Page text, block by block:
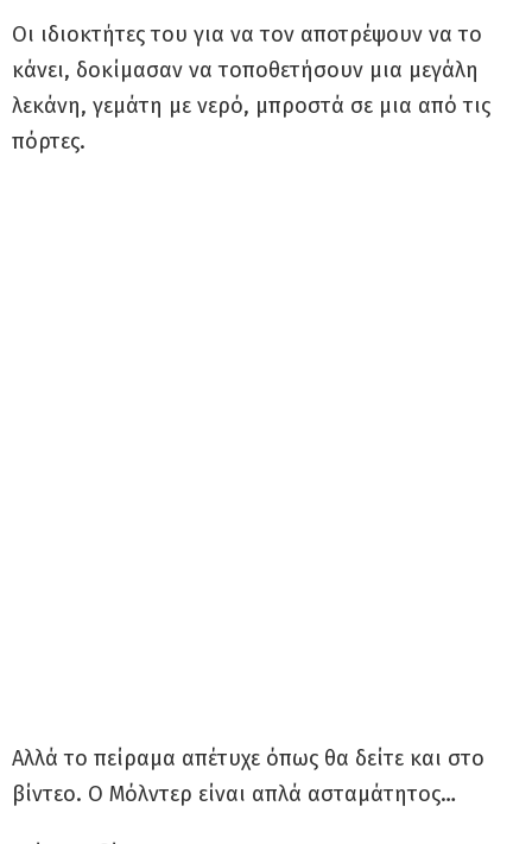
Οι ιδιοκτήτες του για να τον αποτρέψουν να το
κάνει, δοκίμασαν να τοποθετήσουν μια μεγάλη
λεκάνη, γεμάτη με νερό, μπροστά σε μια από τις
πόρτες.
Αλλά το πείραμα απέτυχε όπως θα δείτε και στο
βίντεο. Ο Μόλντερ είναι απλά ασταμάτητος…